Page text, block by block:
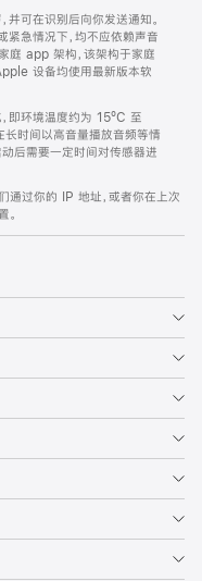
并可在识别后向你发送通知。
紧急情况下，均不应依赖声音
庭 app 架构，该架构于家庭
设备均使用最新版本软
即环境温度约为 15ºC 至
时间以高音量播放音频等情
后需要一定时间对传感器进
通过你的 IP 地址，或者你在上次
。